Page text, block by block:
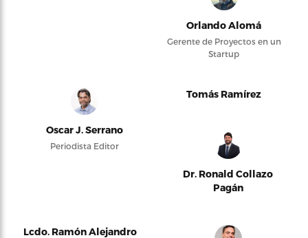
Orlando Alomá
Gerente de Proyectos en un
Startup
Oscar J. Serrano
Periodista Editor
Tomás Ramírez
Dr. Ronald Collazo
Pagán
Lcdo. Ramón Alejandro